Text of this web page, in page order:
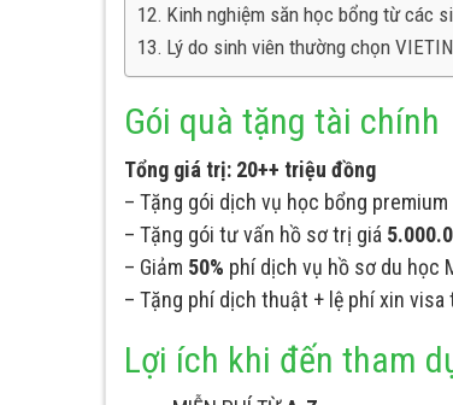
Kinh nghiệm săn học bổng từ các
Lý do sinh viên thường chọn
Gói quà tặng tài chính
Tổng giá trị: 20++ triệu đồng
– Tặng gói dịch vụ học bổng
– Tặng gói tư vấn hồ sơ trị giá
– Giảm 50% phí dịch vụ hồ sơ du học
– Tặng phí dịch thuật + lệ phí xin visa
Lợi ích khi đến tham